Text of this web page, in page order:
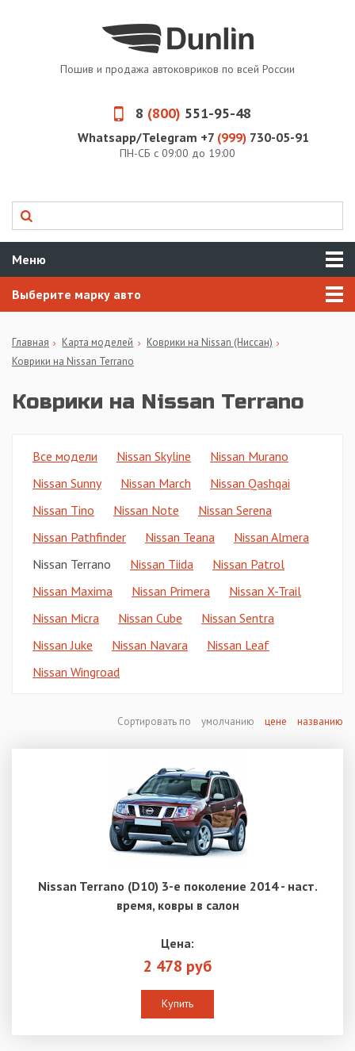
Пошив и продажа автоковриков по всей России
8 (800) 551-95-48
Whatsapp/Telegram +7 (999) 730-05-91
ПН-СБ с 09:00 до 19:00
Меню
Выберите марку авто
Главная Карта моделей
Коврики на Nissan (Ниссан)
Коврики на Nissan Terrano
Коврики на Nissan Terrano
Все модели Nissan Skyline
Nissan Murano
Nissan Sunny
Nissan March
Nissan Qashqai
Nissan Tino
Nissan Note
Nissan Serena
Nissan Pathfinder
Nissan Teana
Nissan Almera
Nissan Terrano
Nissan Tiida
Nissan Patrol
Nissan Maxima
Nissan Primera
Nissan X-Trail
Nissan Micra
Nissan Cube
Nissan Sentra
Nissan Juke
Nissan Navara
Nissan Leaf
Nissan Wingroad
Сортировать по умолчанию цене названию
Nissan Terrano (D10) 3-е поколение 2014 - наст.
время, ковры в салон
Цена:
2 478 руб
Купить